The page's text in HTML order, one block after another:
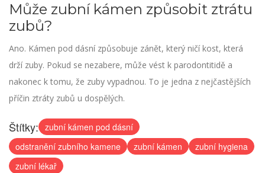
Může zubní kámen způsobit ztrátu
zubů?
Ano. Kámen pod dásní způsobuje zánět, který ničí kost, která
drží zuby. Pokud se nezabere, může vést k parodontitidě a
nakonec k tomu, že zuby vypadnou. To je jedna z nejčastějších
příčin ztráty zubů u dospělých.
Štítky: zubní kámen pod dásní
odstranění zubního kamene
zubní kámen
zubní hygiena
zubní lékař